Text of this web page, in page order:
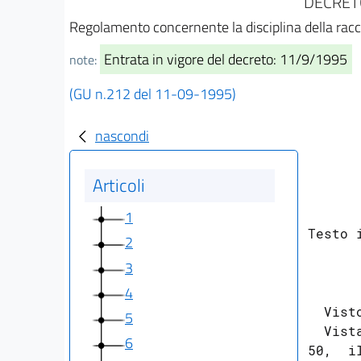
Regolamento concernente la disciplina della
note: Entrata in vigore del decreto: 11/9/1995
(GU n.212 del 11-09-1995)
nascondi
Articoli
1
2
3
4
5
6
50,  il